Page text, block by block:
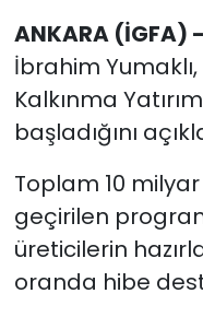
ANKARA (İGFA) -
İbrahim
Kalkınma
başladığını
Toplam 10
geçirilen
üreticilerin
oranda hibe